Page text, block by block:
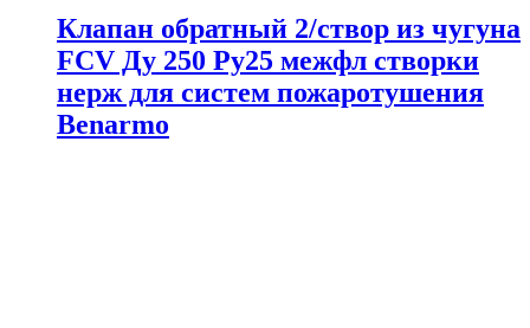
Клапан обратный 2/створ из чугуна
FCV Ду 250 Ру25 межфл створки
нерж для систем пожаротушения
Benarmo